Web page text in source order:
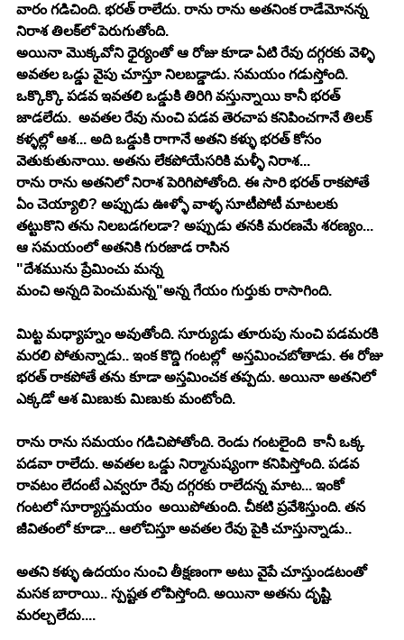
వారం గ‌డిచింది. భ‌ర‌త్ రాలేదు. రాను రాను అత‌నింక రాడేమోన‌న్న
నిరాశ తిల‌క్‌లో పెరుగుతోంది.
అయినా మొక్క‌వోని ధైర్యంతో ఆ రోజు కూడా ఏటి రేవు ద‌గ్గ‌ర‌కు వెళ్ళి
అవ‌త‌ల ఒడ్డు వైపు చూస్తూ నిల‌బ‌డ్డాడు. స‌మ‌యం గ‌డుస్తోంది.
ఒక్కొక్కొ ప‌డ‌వ ఇవ‌త‌లి ఒడ్డుకి తిరిగి వ‌స్తున్నాయి కానీ భ‌ర‌త్
జాడ‌లేదు.  అవ‌త‌ల రేవు నుంచి ప‌డ‌వ తెర‌చాప క‌నిపించగానే తిల‌క్
క‌ళ్ళ‌ల్లో ఆశ‌... అది ఒడ్డుకి రాగానే అత‌ని క‌ళ్ళు భ‌ర‌త్ కోసం
వెతుకుతునాయి. అత‌ను లేక‌పోయేస‌రికి మ‌ళ్ళీ నిరాశ‌...
రాను రాను అత‌నిలో నిరాశ పెరిగిపోతోంది. ఈ సారి భ‌ర‌త్ రాక‌పోతే
ఏం చెయ్యాలి? అప్పుడు ఊళ్ళో వాళ్ళ సూటీపోటీ మాట‌ల‌కు
త‌ట్టుకొని త‌ను నిల‌బ‌డ‌గ‌ల‌డా? అప్పుడు త‌న‌కి మ‌ర‌ణ‌మే శ‌ర‌ణ్యం...
ఆ స‌మ‌యంలో అత‌నికి గుర‌జాడ రాసిన
మంచి అన్న‌ది పెంచుమ‌న్న"అన్న గేయం గుర్తుకు రాసాగింది.
మిట్ట మ‌ధ్యాహ్నం అవుతోంది. సూర్యుడు తూరుపు నుంచి ప‌డ‌మ‌ర‌కి
మ‌ర‌లి పోతున్నాడు.. ఇంక కొద్డి గంట‌ల్లో  అస్త‌మించ‌బోతాడు. ఈ రోజు
భ‌ర‌త్ రాక‌పోతే త‌ను కూడా అస్త‌మించ‌క త‌ప్ప‌దు. అయినా అత‌నిలో
ఎక్క‌డో ఆశ మిణుకు మిణుకు మంటోంది.
రాను రాను స‌మ‌యం గ‌డిచిపోతోంది. రెండు గంట‌లైంది  కానీ ఒక్క
ప‌డ‌వా రాలేదు. అవ‌త‌ల ఒడ్డు నిర్మానుష్యంగా క‌నిపిస్తోంది. ప‌డ‌వ
రావ‌టం లేదంటే ఎవ్వ‌రూ రేవు ద‌గ్గ‌ర‌కు రాలేద‌న్న మాట‌... ఇంకో
గంట‌లో సూర్యాస్త‌మ‌యం  అయిపోతుంది. చీక‌టి ప్ర‌వేశిస్తుంది. త‌న
జీవితంలో కూడా... ఆలోచిస్తూ అవ‌త‌ల రేవు పైకి చూస్తున్నాడు..
అత‌ని క‌ళ్ళు ఉద‌యం నుంచి తీక్ష‌ణంగా అటు వైపే చూస్తుండ‌టంతో
మ‌స‌క బారాయి.. స్ప‌ష్ట‌త లోపిస్తోంది. అయినా అత‌ను దృష్టి
మ‌రల్చ‌లేదు....